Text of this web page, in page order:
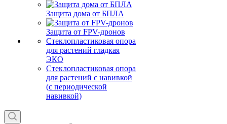
Защита дома от БПЛА
Защита от FPV-дронов
Стеклопластиковая опора
для растений гладкая
ЭКО
Стеклопластиковая опора
для растений с навивкой
(с периодической
навивкой)